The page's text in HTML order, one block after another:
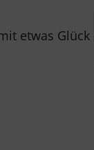
etwas Glück